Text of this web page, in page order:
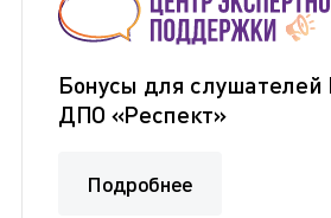
Бонусы для слушателей
ДПО «Респект»
Подробнее